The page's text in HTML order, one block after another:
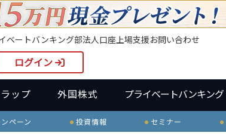
ベートバンキング部法人口座上場支援お問い合わせ
ログイン
ラップ 外国株式 プライベートバンキング
ペーン 投資情報 セミナー